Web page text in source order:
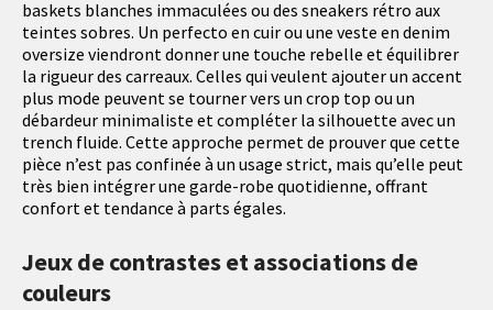
baskets blanches immaculées ou des sneakers rétro aux
teintes sobres. Un perfecto en cuir ou une veste en denim
oversize viendront donner une touche rebelle et équilibrer
la rigueur des carreaux. Celles qui veulent ajouter un accent
plus mode peuvent se tourner vers un crop top ou un
débardeur minimaliste et compléter la silhouette avec un
trench fluide. Cette approche permet de prouver que cette
pièce n’est pas confinée à un usage strict, mais qu’elle peut
très bien intégrer une garde-robe quotidienne, offrant
confort et tendance à parts égales.
Jeux de contrastes et associations de
couleurs